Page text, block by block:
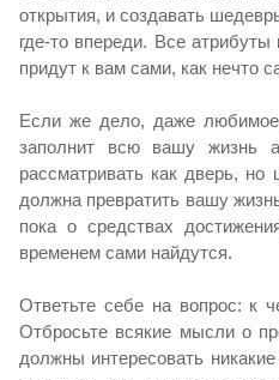
открытия, и создавать
где-то впереди. Все
придут к вам сами, как нечто
Если же дело, даже
заполнит всю вашу жизнь
рассматривать как дверь,
должна превратить вашу
пока о средствах
временем сами найдутся.
Ответьте себе на вопрос: к
Отбросьте всякие мысли о
должны интересовать